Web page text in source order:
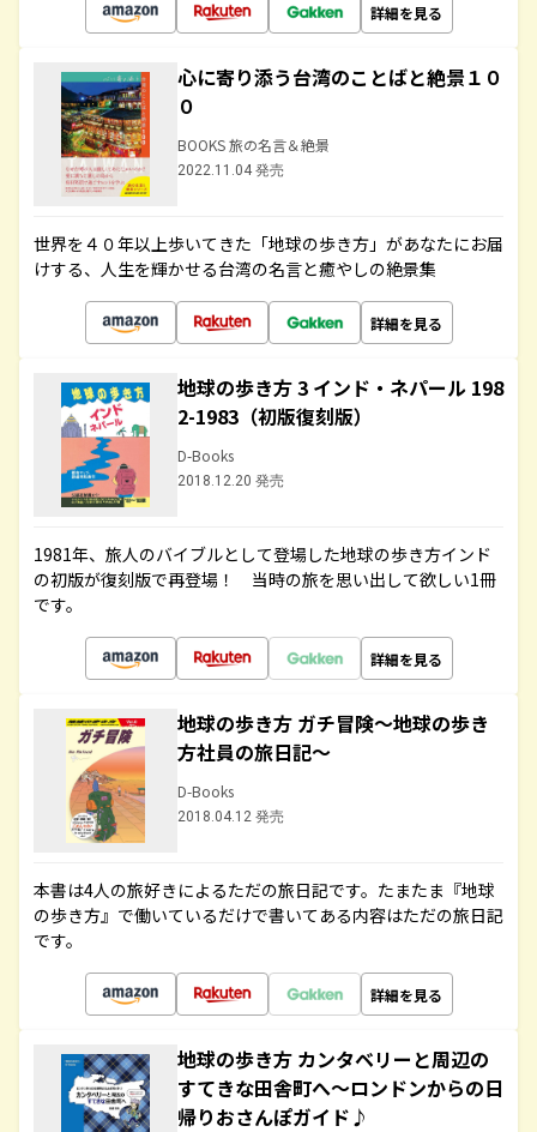
詳細を見る
心に寄り添う台湾のことばと絶景１０
０
BOOKS 旅の名言＆絶景
2022.11.04 発売
世界を４０年以上歩いてきた「地球の歩き方」があなたにお届
けする、人生を輝かせる台湾の名言と癒やしの絶景集
詳細を見る
地球の歩き方 3 インド・ネパール 198
2-1983（初版復刻版）
D-Books
2018.12.20 発売
1981年、旅人のバイブルとして登場した地球の歩き方インド
の初版が復刻版で再登場！ 当時の旅を思い出して欲しい1冊
です。
詳細を見る
地球の歩き方 ガチ冒険～地球の歩き
方社員の旅日記～
D-Books
2018.04.12 発売
本書は4人の旅好きによるただの旅日記です。たまたま『地球
の歩き方』で働いているだけで書いてある内容はただの旅日記
です。
詳細を見る
地球の歩き方 カンタベリーと周辺の
すてきな田舎町へ～ロンドンからの日
帰りおさんぽガイド♪